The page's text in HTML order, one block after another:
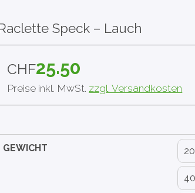
Speck – Lauch
CHF25.50
Preise inkl. MwSt. zzgl. Versandkosten
GEWICHT